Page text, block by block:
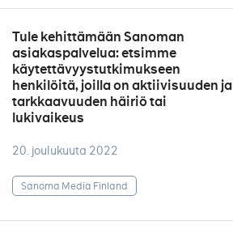
Tule kehittämään Sanoman
asiakaspalvelua: etsimme
käytettävyystutkimukseen
henkilöitä, joilla on aktiivisuuden ja
tarkkaavuuden häiriö tai
lukivaikeus
20. joulukuuta 2022
Sanoma Media Finland